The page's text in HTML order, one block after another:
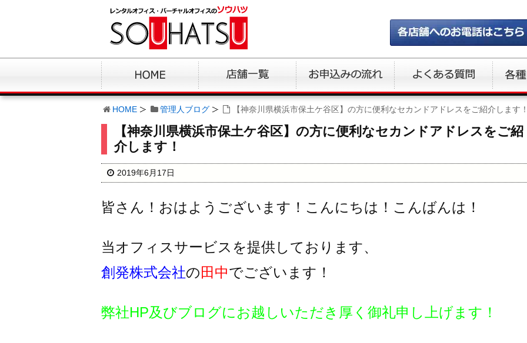
HOME 管理人ブログ 【神奈川県横浜市保土ケ谷区】の方に便利なセカンドアドレスをご紹介します！
【神奈川県横浜市保土ケ谷区】の方に便利なセカンドアドレスをご紹
介します！
2019年6月17日
皆さん！おはようございます！こんにちは！こんばんは！
当オフィスサービスを提供しております、
創発株式会社の田中でございます！
弊社HP及びブログにお越しいただき厚く御礼申し上げます！